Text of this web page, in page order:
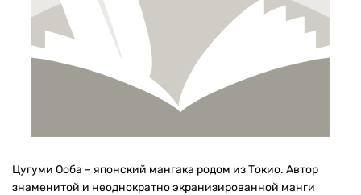
Цугуми Ооба – японский мангака родом из Токио. Автор
знаменитой и неоднократно экранизированной манги